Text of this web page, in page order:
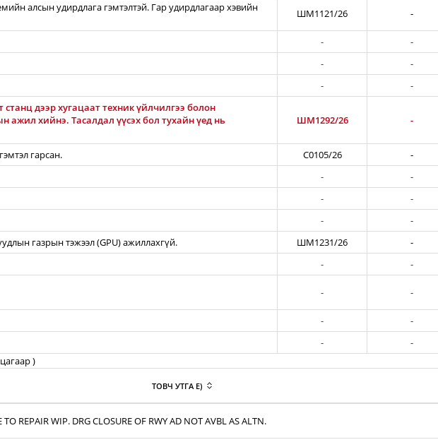
алсын удирдлага гэмтэлтэй. Гар удирдлагаар хэвийн
ШМ1121/26 -
- -
- -
- -
дээр хугацаат техник үйлчилгээ болон
ажил хийнэ. Тасалдал үүсэх бол тухайн үед нь
ШМ1292/26 -
гарсан. C0105/26 -
- -
- -
- -
газрын тэжээл (GPU) ажиллахгүй. ШМ1231/26 -
- -
- -
- -
- -
)
ТОВЧ УТГА E)
TO REPAIR WIP. DRG CLOSURE OF RWY AD NOT AVBL AS ALTN.